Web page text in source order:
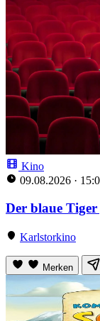
Kino
09.08.2026 ·
Der blaue Tiger
Karlstorkino
Merken